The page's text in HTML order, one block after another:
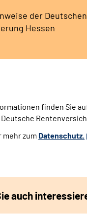
der Deutschen
Hessen
finden Sie
mehr zum Datenschutz.
auch